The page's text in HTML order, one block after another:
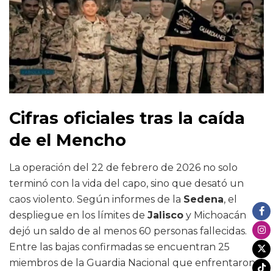
Cifras oficiales tras la caída
de el Mencho
La operación del 22 de febrero de 2026 no solo
terminó con la vida del capo, sino que desató un
caos violento. Según informes de la Sedena, el
despliegue en los límites de Jalisco y Michoacán
dejó un saldo de al menos 60 personas fallecidas.
Entre las bajas confirmadas se encuentran 25
miembros de la Guardia Nacional que enfrentaron